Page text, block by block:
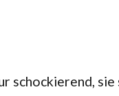
schockierend,